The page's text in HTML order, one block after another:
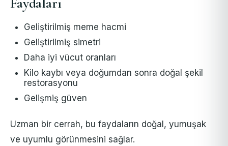
Geliştirilmiş meme hacmi
Geliştirilmiş simetri
Daha iyi vücut oranları
Kilo kaybı veya doğumdan sonra doğal şekil
restorasyonu
Gelişmiş güven
Uzman bir cerrah, bu faydaların doğal, yumuşak
ve uyumlu görünmesini sağlar.